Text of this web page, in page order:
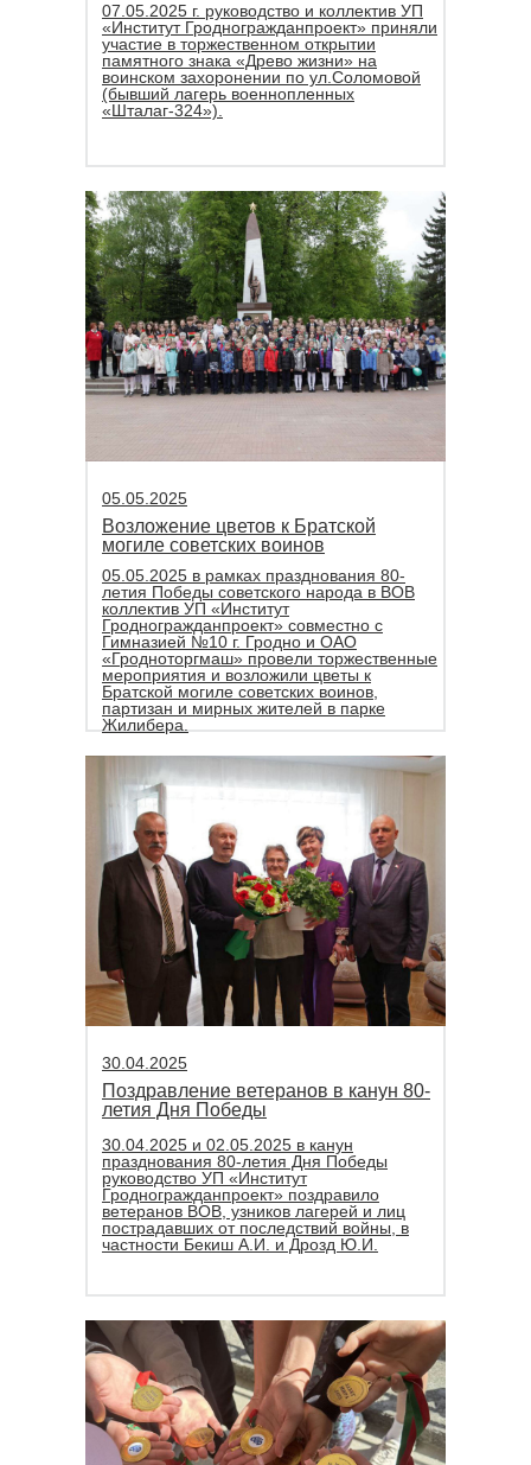
30.04.2025 и 02.05.2025 в канун
празднования 80-летия Дня Победы
руководство УП «Институт
Гродногражданпроект» поздравило
ветеранов ВОВ, узников лагерей и лиц
пострадавших от последствий войны, в
частности Бекиш А.И. и Дрозд Ю.И.
Поздравление ветеранов в канун 80-
летия Дня Победы
30.04.2025
05.05.2025 в рамках празднования 80-
летия Победы советского народа в ВОВ
коллектив УП «Институт
Гродногражданпроект» совместно с
Гимназией №10 г. Гродно и ОАО
«Гродноторгмаш» провели торжественные
мероприятия и возложили цветы к
Братской могиле советских воинов,
партизан и мирных жителей в парке
Жилибера.
Возложение цветов к Братской
могиле советских воинов
05.05.2025
07.05.2025 г. руководство и коллектив УП
«Институт Гродногражданпроект» приняли
участие в торжественном открытии
памятного знака «Древо жизни» на
воинском захоронении по ул.Соломовой
(бывший лагерь военнопленных
«Шталаг-324»).